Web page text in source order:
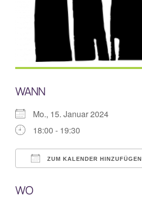
WANN
Mo., 15. Januar 2024
18:00 - 19:30
ZUM KALENDER HINZUFÜGEN
WO